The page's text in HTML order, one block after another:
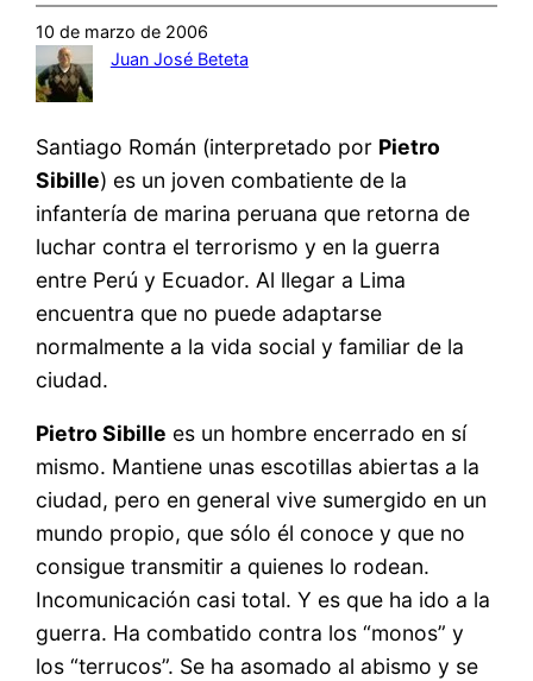
10 de marzo de 2006
Juan José Beteta
Santiago Román (interpretado por Pietro
Sibille) es un joven combatiente de la
infantería de marina peruana que retorna de
luchar contra el terrorismo y en la guerra
entre Perú y Ecuador. Al llegar a Lima
encuentra que no puede adaptarse
normalmente a la vida social y familiar de la
ciudad.
Pietro Sibille es un hombre encerrado en sí
mismo. Mantiene unas escotillas abiertas a la
ciudad, pero en general vive sumergido en un
mundo propio, que sólo él conoce y que no
consigue transmitir a quienes lo rodean.
Incomunicación casi total. Y es que ha ido a la
guerra. Ha combatido contra los “monos” y
los “terrucos”. Se ha asomado al abismo y se